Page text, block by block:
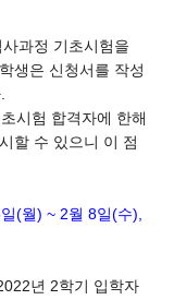
과정 기초시험을
생은 신청서를 작성
시험 합격자에 한해
할 수 있으니 이 점
(월) ~ 2월 8일(수),
년 2학기 입학자